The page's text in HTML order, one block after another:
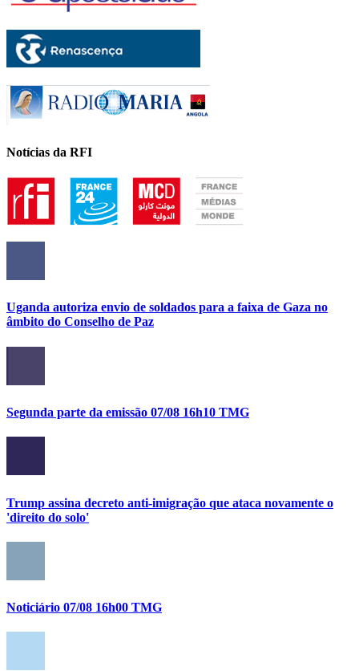
Notícias da RFI
Uganda autoriza envio de soldados para a faixa de Gaza no
âmbito do Conselho de Paz
Segunda parte da emissão 07/08 16h10 TMG
Trump assina decreto anti-imigração que ataca novamente o
'direito do solo'
Noticiário 07/08 16h00 TMG